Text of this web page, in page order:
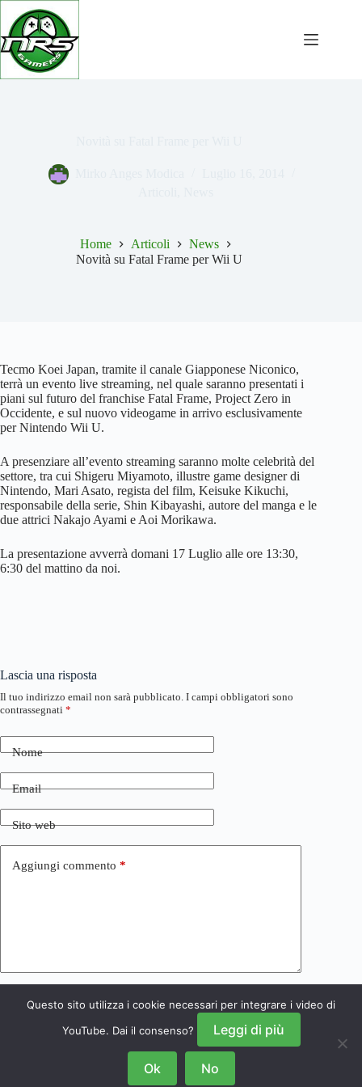
Salta
contenuto
Home Articoli
News
Novità su Fatal Frame per Wii U
Tecmo Koei Japan, tramite il canale Giapponese Niconico,
terrà un evento live streaming, nel quale saranno presentati i
piani sul futuro del franchise Fatal Frame, Project Zero in
Occidente, e sul nuovo videogame in arrivo esclusivamente
per Nintendo Wii U.
A presenziare all’evento streaming saranno molte celebrità del
settore, tra cui Shigeru Miyamoto, illustre game designer di
Nintendo, Mari Asato, regista del film, Keisuke Kikuchi,
responsabile della serie, Shin Kibayashi, autore del manga e le
due attrici Nakajo Ayami e Aoi Morikawa.
La presentazione avverrà domani 17 Luglio alle ore 13:30,
6:30 del mattino da noi.
Lascia una risposta
Il tuo indirizzo email non sarà pubblicato. I campi obbligatori sono
contrassegnati *
Nome
Email
Sito web
Aggiungi commento *
Invia commento
Questo sito utilizza i cookie necessari per integrare i video di
YouTube. Dai il consenso?
Leggi di più
Ok No